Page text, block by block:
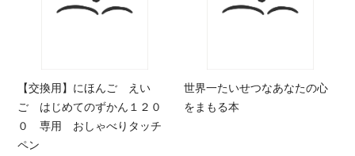
【交換用】にほんご えい
ご はじめてのずかん１２０
０ 専用 おしゃべりタッチ
ペン
世界一たいせつなあなたの心
をまもる本